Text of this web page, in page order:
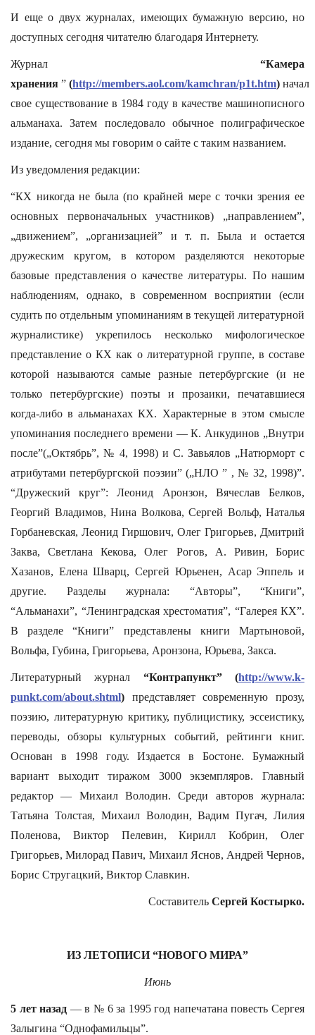
И еще о двух журналах, имеющих бумажную версию, но
доступных сегодня читателю благодаря Интернету.
Журнал “Камера
хранения ” (http://members.aol.com/kamchran/p1t.htm) начал
свое существование в 1984 году в качестве машинописного
альманаха. Затем последовало обычное полиграфическое
издание, сегодня мы говорим о сайте с таким названием.
Из уведомления редакции:
“КХ никогда не была (по крайней мере с точки зрения ее
основных первоначальных участников) „направлением”,
„движением”, „организацией” и т. п. Была и остается
дружеским кругом, в котором разделяются некоторые
базовые представления о качестве литературы. По нашим
наблюдениям, однако, в современном восприятии (если
судить по отдельным упоминаниям в текущей литературной
журналистике) укрепилось несколько мифологическое
представление о КХ как о литературной группе, в составе
которой называются самые разные петербургские (и не
только петербургские) поэты и прозаики, печатавшиеся
когда-либо в альманахах КХ. Характерные в этом смысле
упоминания последнего времени — К. Анкудинов „Внутри
после”(„Октябрь”, № 4, 1998) и С. Завьялов „Натюрморт с
атрибутами петербургской поэзии” („НЛО ” , № 32, 1998)”.
“Дружеский круг”: Леонид Аронзон, Вячеслав Белков,
Георгий Владимов, Нина Волкова, Сергей Вольф, Наталья
Горбаневская, Леонид Гиршович, Олег Григорьев, Дмитрий
Заква, Светлана Кекова, Олег Рогов, А. Ривин, Борис
Хазанов, Елена Шварц, Сергей Юрьенен, Асар Эппель и
другие. Разделы журнала: “Авторы”, “Книги”,
“Альманахи”, “Ленинградская хрестоматия”, “Галерея КХ”.
В разделе “Книги” представлены книги Мартыновой,
Вольфа, Губина, Григорьева, Аронзона, Юрьева, Закса.
Литературный журнал “Контрапункт” (http://www.k-
punkt.com/about.shtml) представляет современную прозу,
поэзию, литературную критику, публицистику, эссеистику,
переводы, обзоры культурных событий, рейтинги книг.
Основан в 1998 году. Издается в Бостоне. Бумажный
вариант выходит тиражом 3000 экземпляров. Главный
редактор — Михаил Володин. Среди авторов журнала:
Татьяна Толстая, Михаил Володин, Вадим Пугач, Лилия
Поленова, Виктор Пелевин, Кирилл Кобрин, Олег
Григорьев, Милорад Павич, Михаил Яснов, Андрей Чернов,
Борис Стругацкий, Виктор Славкин.
Составитель Сергей Костырко.
ИЗ ЛЕТОПИСИ “НОВОГО МИРА”
Июнь
5 лет назад — в № 6 за 1995 год напечатана повесть Сергея
Залыгина “Однофамильцы”.